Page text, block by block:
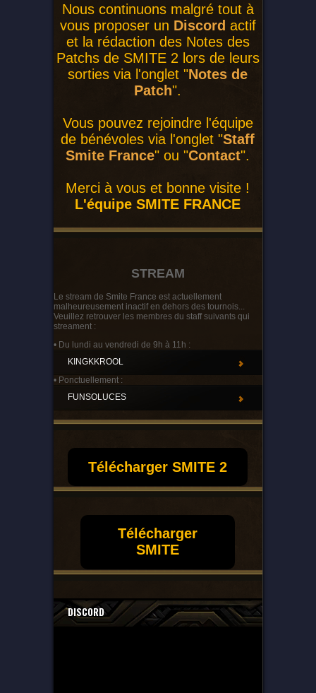
Nous continuons malgré tout à
vous proposer un Discord actif
et la rédaction des Notes des
Patchs de SMITE 2 lors de leurs
sorties via l'onglet "Notes de
Patch".
Vous pouvez rejoindre l'équipe
de bénévoles via l'onglet "Staff
Smite France" ou "Contact".
Merci à vous et bonne visite !
L'équipe SMITE FRANCE
STREAM
Le stream de Smite France est actuellement
malheureusement inactif en dehors des tournois...
Veuillez retrouver les membres du staff suivants qui
streament :
• Du lundi au vendredi de 9h à 11h :
KINGKKROOL
• Ponctuellement :
FUNSOLUCES
Télécharger SMITE 2
Télécharger
SMITE
DISCORD